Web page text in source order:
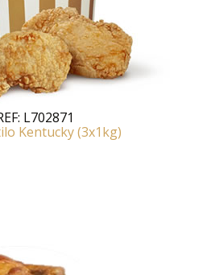
L702871
Kentucky (3x1kg)